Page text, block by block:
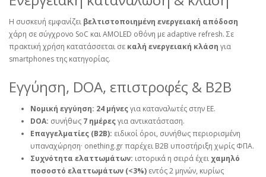
Η συσκευή εμφανίζει βελτιστοποιημένη ενεργειακή απόδοση
χάρη σε σύγχρονο SoC και AMOLED οθόνη με adaptive refresh. Σε
πρακτική χρήση κατατάσσεται σε καλή ενεργειακή κλάση για
smartphones της κατηγορίας.
Εγγύηση, DOA, επιστροφές & B2B
Νομική εγγύηση: 24 μήνεςγια καταναλωτές στην ΕΕ.
DOA: συνήθως 7 ημέρεςγια αντικατάσταση.
Επαγγελματίες (B2B): ειδικοί όροι, συνήθως περιορισμένη
υπαναχώρηση· onething.grπαρέχει B2B υποστήριξη χωρίς ΦΠΑ.
Συχνότητα ελαττωμάτων: ιστορικά η σειρά έχει χαμηλό
ποσοστό ελαττωμάτων (<3%) εντός 2 μηνών, κυρίως